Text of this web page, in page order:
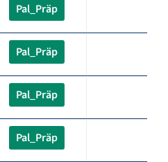
Pal_Präp
Pal_Präp
Pal_Präp
Pal_Präp